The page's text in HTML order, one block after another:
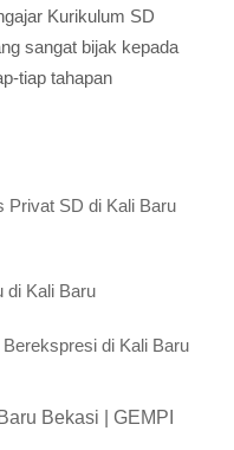
Guru Profesional
anda.
bisa mendapatkan GUru
sangat bijak kepada
tiap tahapan
di Kali Baru